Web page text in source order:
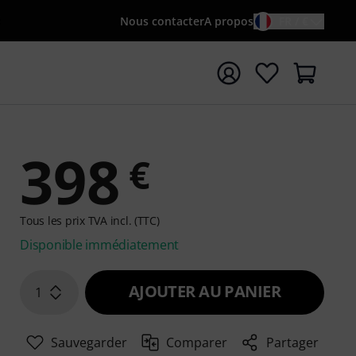
Nous contacterA propos
la recherche avec le terme de recherche
398 €
Tous les prix TVA incl. (TTC)
Disponible immédiatement
1 AJOUTER AU PANIER
Sauvegarder Comparer Partager